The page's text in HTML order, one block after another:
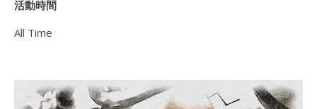
活動時間
All Time